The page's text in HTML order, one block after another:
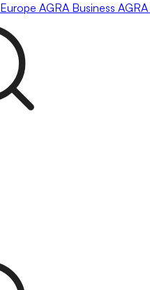
Europe AGRA Business AGRA